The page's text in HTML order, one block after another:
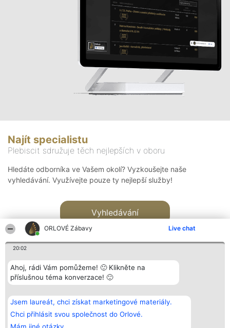
ORLOVÉ Zábavy Live chat
20:02
Ahoj, rádi Vám pomůžeme! 🙂 Klikněte na
příslušnou téma konverzace! 🙂
Jsem laureát, chci získat marketingové materiály.
Chci přihlásit svou společnost do Orlové.
Najít specialistu
Plebiscit sdružuje těch nejlepších v oboru
Hledáte odborníka ve Vašem okolí? Vyzkoušejte naše
vyhledávání. Využívejte pouze ty nejlepší služby!
Vyhledávání
Bright Side Solutions sp. z o.
o. sp. k.
ul. Ruska 22
Wrocław 50-079
KRS 0000749100 | Regon
Vítězové
Seznam všech
laureátů
Zásady
Kontakt